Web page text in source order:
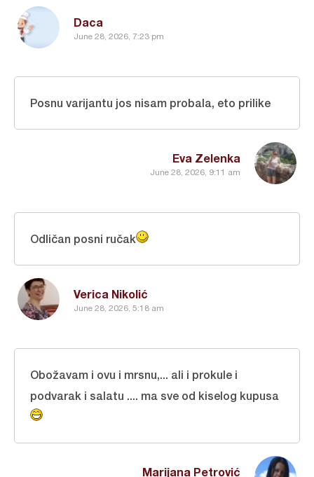
Daca
June 28, 2026, 7:23 pm
Eva Zelenka
June 28, 2026, 9:11 am
Posnu varijantu jos nisam probala, eto prilike
Verica Nikolić
June 28, 2026, 5:18 am
Odličan posni ručak
Marijana Petrović
Obožavam i ovu i mrsnu,... ali i prokule i
podvarak i salatu .... ma sve od kiselog kupusa